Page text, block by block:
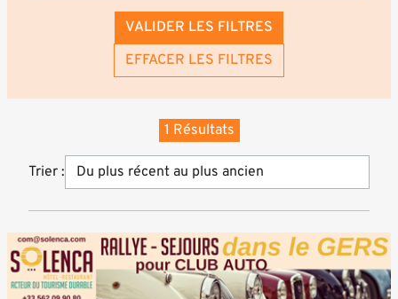
VALIDER LES FILTRES
EFFACER LES FILTRES
Trier :
1 Résultats